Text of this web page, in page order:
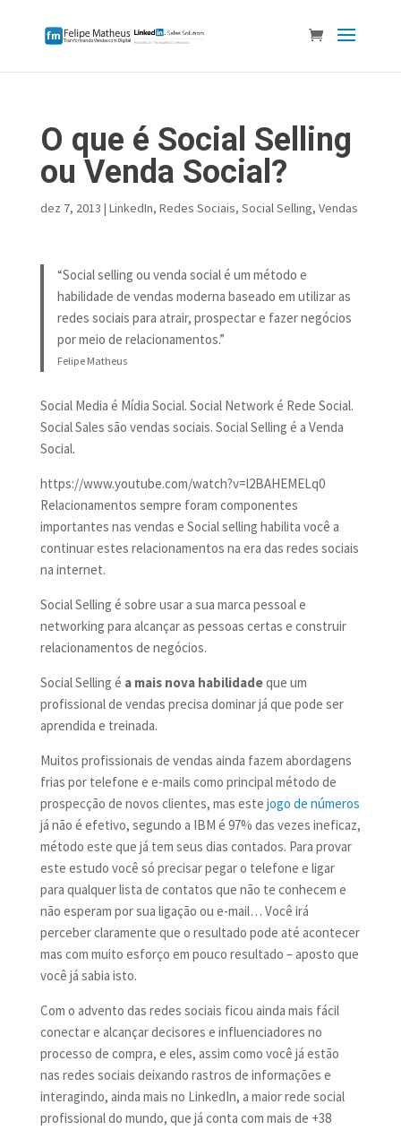
O que é Social Selling
ou Venda Social?
dez 7, 2013 | LinkedIn, Redes Sociais, Social Selling, Vendas
“Social selling ou venda social é um método e
habilidade de vendas moderna baseado em utilizar as
redes sociais para atrair, prospectar e fazer negócios
por meio de relacionamentos.”
Felipe Matheus
Social Media é Mídia Social. Social Network é Rede Social.
Social Sales são vendas sociais. Social Selling é a Venda
Social.
https://www.youtube.com/watch?v=l2BAHEMELq0
Relacionamentos sempre foram componentes
importantes nas vendas e Social selling habilita você a
continuar estes relacionamentos na era das redes sociais
na internet.
Social Selling é sobre usar a sua marca pessoal e
networking para alcançar as pessoas certas e construir
relacionamentos de negócios.
Social Selling é a mais nova habilidadeque um
profissional de vendas precisa dominar já que pode ser
aprendida e treinada.
Muitos profissionais de vendas ainda fazem abordagens
frias por telefone e e-mails como principal método de
prospecção de novos clientes, mas este jogo de números
já não é efetivo, segundo a IBM é 97% das vezes ineficaz,
método este que já tem seus dias contados. Para provar
este estudo você só precisar pegar o telefone e ligar
para qualquer lista de contatos que não te conhecem e
não esperam por sua ligação ou e-mail… Você irá
perceber claramente que o resultado pode até acontecer
mas com muito esforço em pouco resultado – aposto que
você já sabia isto.
Com o advento das redes sociais ficou ainda mais fácil
conectar e alcançar decisores e influenciadores no
processo de compra, e eles, assim como você já estão
nas redes sociais deixando rastros de informações e
interagindo, ainda mais no LinkedIn, a maior rede social
profissional do mundo, que já conta com mais de +38